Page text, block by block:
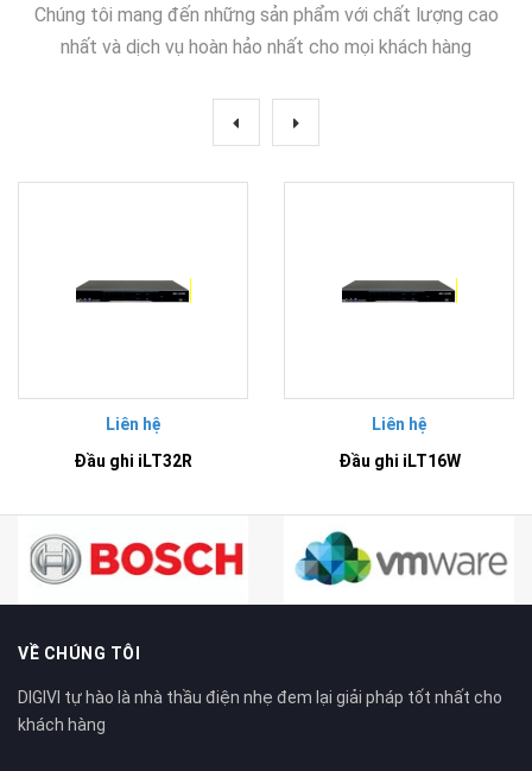
Chúng tôi mang đến những sản phẩm với chất lượng cao
nhất và dịch vụ hoàn hảo nhất cho mọi khách hàng
Liên hệ
Đầu ghi iLT32R
Liên hệ
Đầu ghi iLT16W
VỀ CHÚNG TÔI
DIGIVI tự hào là nhà thầu điện nhẹ đem lại giải pháp tốt nhất cho
khách hàng